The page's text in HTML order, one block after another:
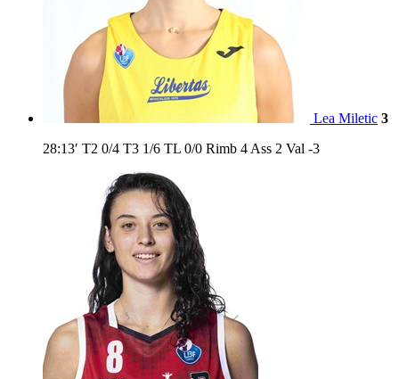
Lea Miletic 3
28:13′ T2 0/4 T3 1/6 TL 0/0 Rimb 4 Ass 2 Val -3